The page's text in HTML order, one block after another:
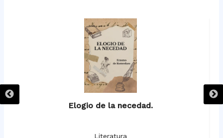
Elogio de la necedad.
Literatura